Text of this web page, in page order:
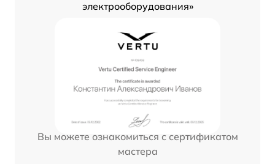
электрооборудования»
Вы можете ознакомиться с сертификатом
мастера